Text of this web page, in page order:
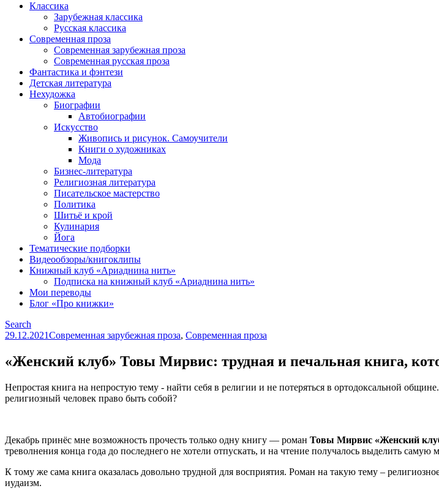
Классика
Зарубежная классика
Русская классика
Современная проза
Современная зарубежная проза
Современная русская проза
Фантастика и фэнтези
Детская литература
Нехудожка
Биографии
Автобиографии
Искусство
Живопись и рисунок. Самоучители
Книги о художниках
Мода
Бизнес-литература
Религиозная литература
Писательское мастерство
Политика
Шитьё и крой
Кулинария
Йога
Тематические подборки
Видеообзоры/книгоклипы
Книжный клуб «Ариаднина нить»
Подписка на книжный клуб «Ариаднина нить»
Мои переводы
Блог «Про книжки»
Search
29.12.2021Современная зарубежная проза, Современная проза
«Женский клуб» Товы Мирвис: трудная и печальная книга,
Непростая книга на непростую тему - найти себя в религии и не потеряться в ортодоксальной
религиозный человек право быть собой?
Декабрь принёс мне возможность прочесть только одну книгу — роман Товы Мирвис «Женский
треволнения конца года до последнего не хотели отпускать, и на чтение получалось выделить самую
К тому же сама книга оказалась довольно трудной для восприятия. Роман на такую тему –
иудаизм.